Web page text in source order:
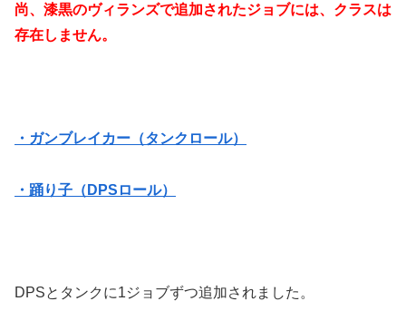
尚、漆黒のヴィランズで追加されたジョブには、クラスは
存在しません。
・ガンブレイカー（タンクロール）
・踊り子（DPSロール）
DPSとタンクに1ジョブずつ追加されました。